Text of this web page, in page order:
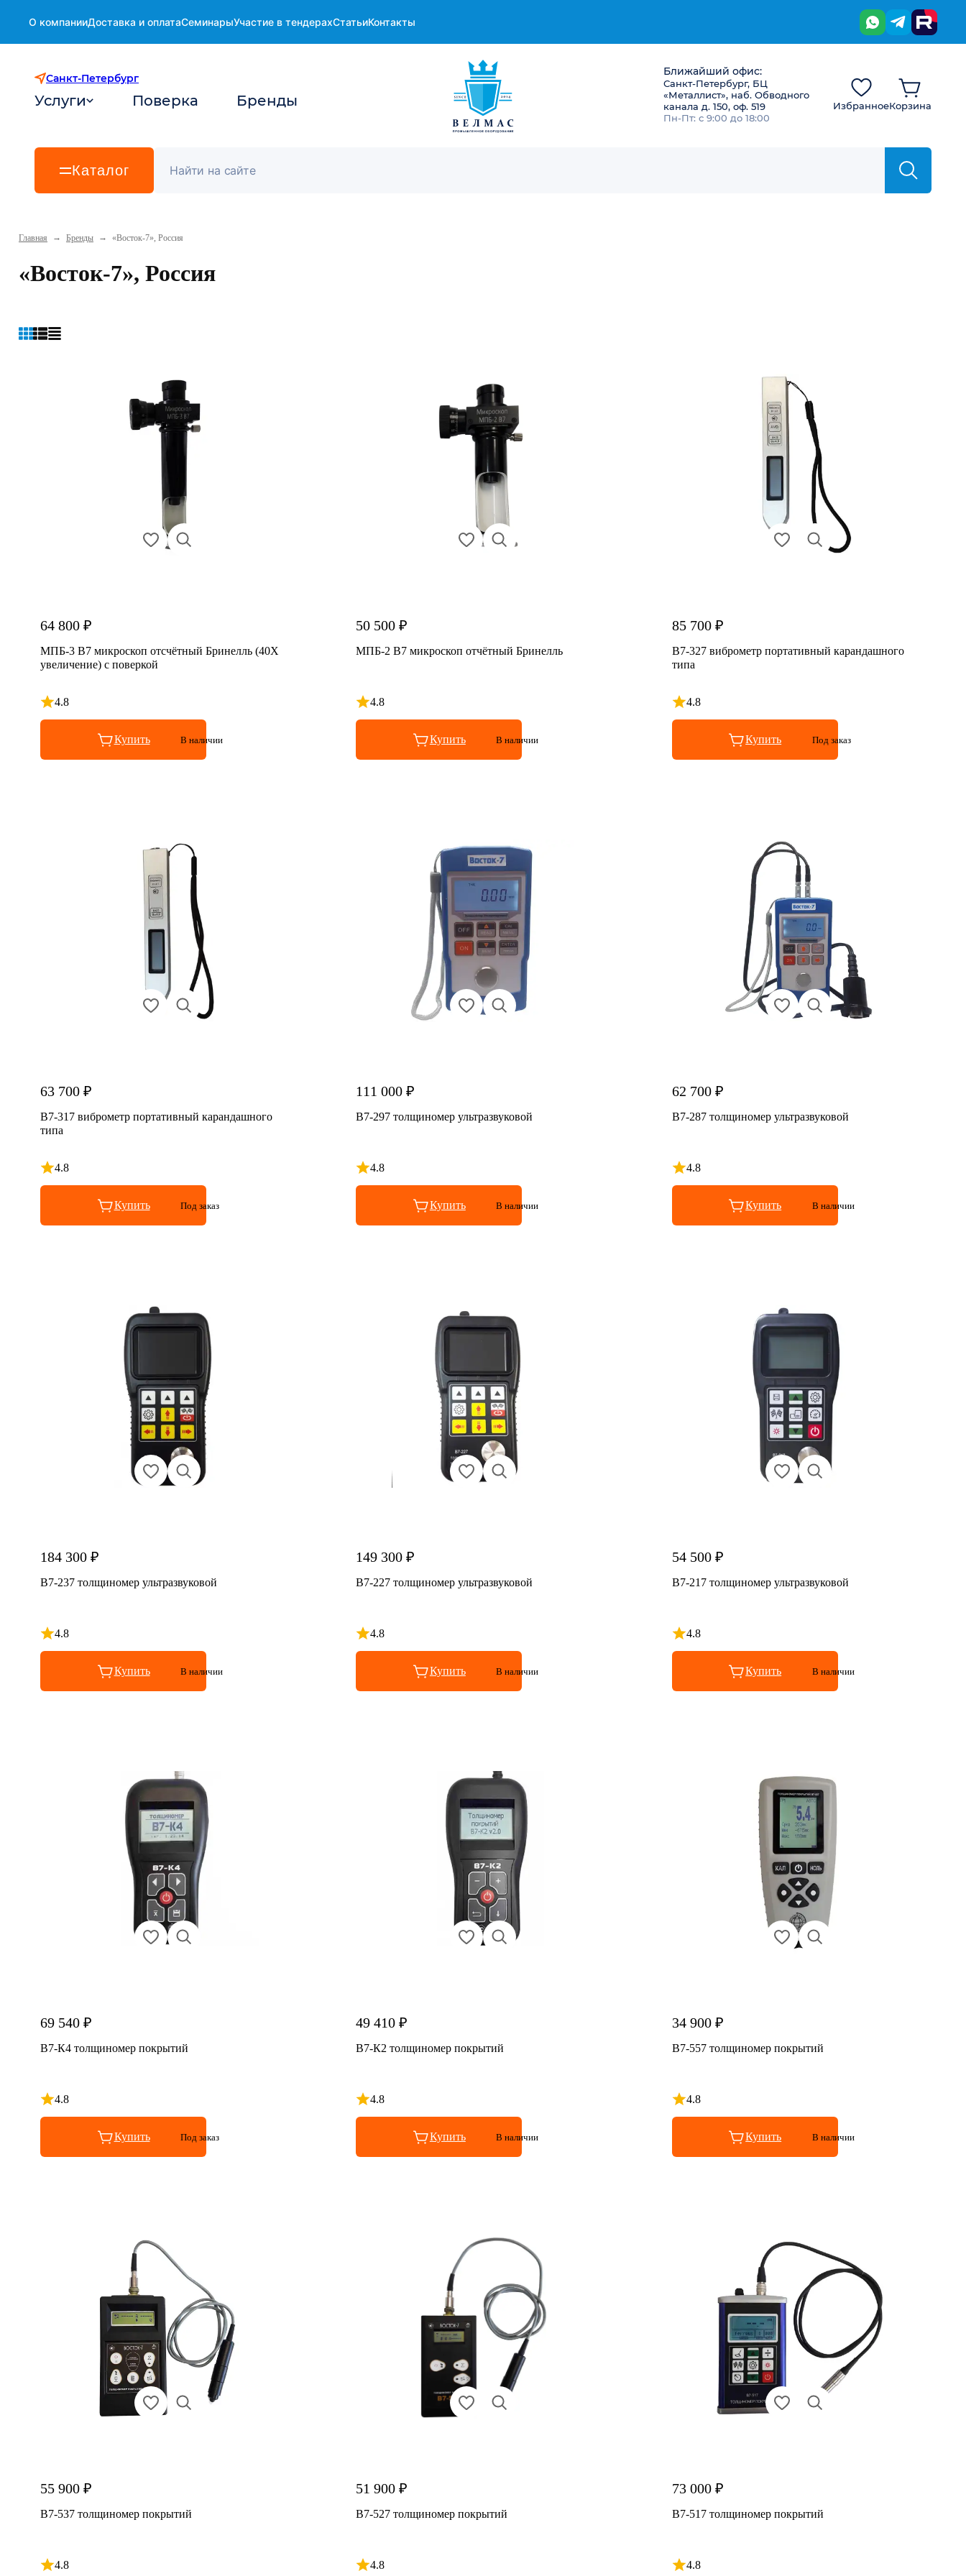
О компанииДоставка и оплатаСеминарыУчастие в тендерахСтатьиКонтакты
Санкт-Петербург
Услуги Поверка Бренды
Ближайший офис:
Санкт-Петербург, БЦ
«Металлист», наб. Обводного
канала д. 150, оф. 519
Пн-Пт: с 9:00 до 18:00
ИзбранноеКорзина
Каталог
Главная → Бренды → «Восток-7», Россия
«Восток-7», Россия
64 800 ₽
МПБ-3 В7 микроскоп отсчётный Бринелль (40X
увеличение) с поверкой
4.8
Рейтинг 4.8 из 5
Купить В наличии
50 500 ₽
МПБ-2 В7 микроскоп отчётный Бринелль
4.8
Рейтинг 4.8 из 5
Купить В наличии
85 700 ₽
В7-327 виброметр портативный карандашного
типа
4.8
Рейтинг 4.8 из 5
Купить Под заказ
63 700 ₽
В7-317 виброметр портативный карандашного
типа
4.8
Рейтинг 4.8 из 5
Купить Под заказ
111 000 ₽
В7-297 толщиномер ультразвуковой
4.8
Рейтинг 4.8 из 5
Купить В наличии
62 700 ₽
В7-287 толщиномер ультразвуковой
4.8
Рейтинг 4.8 из 5
Купить В наличии
184 300 ₽
В7-237 толщиномер ультразвуковой
4.8
Рейтинг 4.8 из 5
Купить В наличии
149 300 ₽
В7-227 толщиномер ультразвуковой
4.8
Рейтинг 4.8 из 5
Купить В наличии
54 500 ₽
В7-217 толщиномер ультразвуковой
4.8
Рейтинг 4.8 из 5
Купить В наличии
69 540 ₽
В7-К4 толщиномер покрытий
4.8
Рейтинг 4.8 из 5
Купить Под заказ
49 410 ₽
В7-К2 толщиномер покрытий
4.8
Рейтинг 4.8 из 5
Купить В наличии
34 900 ₽
В7-557 толщиномер покрытий
4.8
Рейтинг 4.8 из 5
Купить В наличии
55 900 ₽
В7-537 толщиномер покрытий
4.8
Рейтинг 4.8 из 5
51 900 ₽
В7-527 толщиномер покрытий
4.8
Рейтинг 4.8 из 5
73 000 ₽
В7-517 толщиномер покрытий
4.8
Рейтинг 4.8 из 5